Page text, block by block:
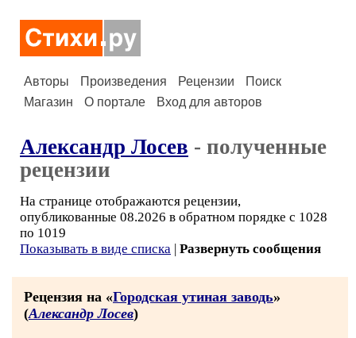
Авторы Произведения Рецензии
Поиск
Магазин
О портале Вход для авторов
Александр Лосев - полученные
рецензии
На странице отображаются рецензии,
опубликованные 08.2026 в обратном порядке с 1028
по 1019
Показывать в виде списка | Развернуть сообщения
Рецензия на «Городская утиная заводь»
(Александр Лосев)